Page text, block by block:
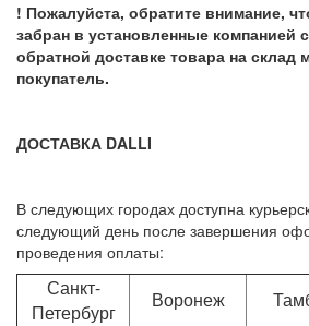
! Пожалуйста, обратите внимание,
забран в установленные компанией
обратной доставке товара на склад
покупатель.
ДОСТАВКА DALLI
В следующих городах доступна
следующий день после завершения
проведения оплаты:
Санкт-
Петербург
Воронеж